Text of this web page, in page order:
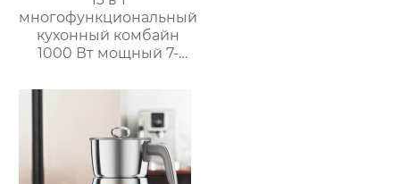
многофункциональный
кухонный комбайн
1000 Вт мощный 7-
кухонный комбайн
многофункциональный
кухонный комбайн